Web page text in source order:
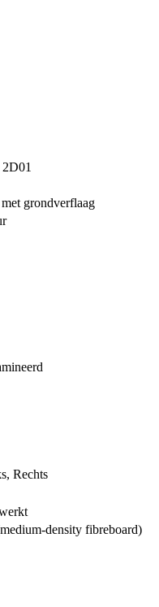
grondverflaag
, Rechts
density fibreboard)